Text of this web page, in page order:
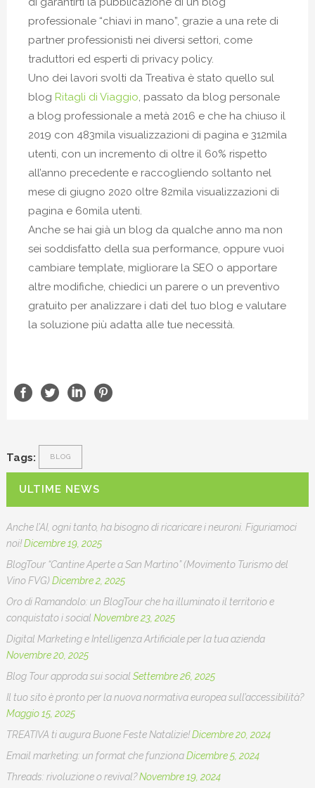
professionale “chiavi in mano”, grazie a una rete di
partner professionisti nei diversi settori, come
traduttori ed esperti di privacy policy.
Uno dei lavori svolti da Treativa è stato quello sul
blog Ritagli di Viaggio, passato da blog personale
a blog professionale a metà 2016 e che ha chiuso il
2019 con 483mila visualizzazioni di pagina e 312mila
utenti, con un incremento di oltre il 60% rispetto
all’anno precedente e raccogliendo soltanto nel
mese di giugno 2020 oltre 82mila visualizzazioni di
pagina e 60mila utenti.
Anche se hai già un blog da qualche anno ma non
sei soddisfatto della sua performance, oppure vuoi
cambiare template, migliorare la SEO o apportare
altre modifiche, chiedici un parere o un preventivo
gratuito per analizzare i dati del tuo blog e valutare
la soluzione più adatta alle tue necessità.
Tags: BLOG
ULTIME NEWS
Anche l’AI, ogni tanto, ha bisogno di ricaricare i neuroni. Figuriamoci
noi!Dicembre 19, 2025
BlogTour “Cantine Aperte a San Martino” (Movimento Turismo del
Vino FVG)Dicembre 2, 2025
Oro di Ramandolo: un BlogTour che ha illuminato il territorio e
conquistato i social Novembre 23, 2025
Digital Marketing e Intelligenza Artificiale per la tua azienda
Novembre 20, 2025
Blog Tour approda sui social Settembre 26, 2025
Il tuo sito è pronto per la nuova normativa europea sull’accessibilità?
Maggio 15, 2025
TREATIVA ti augura Buone Feste Natalizie!Dicembre 20, 2024
Email marketing: un format che funzionaDicembre 5, 2024
Threads: rivoluzione o revival?Novembre 19, 2024